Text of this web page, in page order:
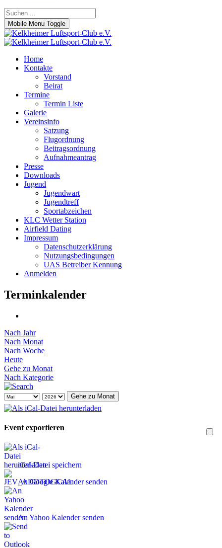
Mobile Menu Toggle
Home
Kontakte
Vorstand
Beirat
Termine
Termin Liste
Galerie
Vereinsinfo
Satzung
Flugordnung
Beitragsordnung
Aufnahmeantrag
Presse
Downloads
Jugend
Jugendwart
Jugendtreff
Sportabzeichen
KLC Wetter Station
Airfield Dating
Impressum
Datenschutzerklärung
Nutzungsbedingungen
UAS Betreiber Kennung
Anmelden
Terminkalender
Nach Jahr
Nach Monat
Nach Woche
Heute
Gehe zu Monat
Nach Kategorie
Gehe zu Monat
Event exportieren
iCal-Datei speichern
An Google Kalender senden
An Yahoo Kalender senden